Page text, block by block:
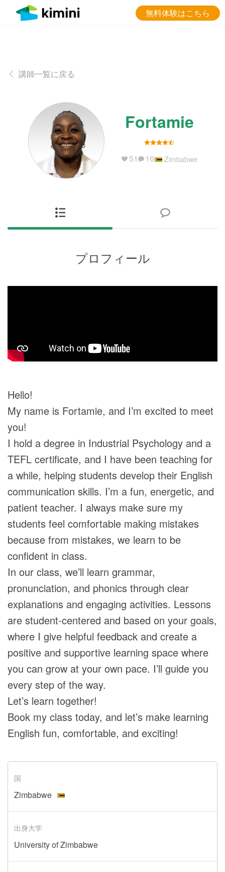
無料体験はこちら
講師一覧に戻る
Fortamie
51 16 Zimbabwe
プロフィール
Hello!
My name is Fortamie, and I’m excited to meet
you!
I hold a degree in Industrial Psychology and a
TEFL certificate, and I have been teaching for
a while, helping students develop their English
communication skills. I’m a fun, energetic, and
patient teacher. I always make sure my
students feel comfortable making mistakes
because from mistakes, we learn to be
confident in class.
In our class, we’ll learn grammar,
pronunciation, and phonics through clear
explanations and engaging activities. Lessons
are student-centered and based on your goals,
where I give helpful feedback and create a
positive and supportive learning space where
you can grow at your own pace. I’ll guide you
every step of the way.
Let’s learn together!
Book my class today, and let’s make learning
English fun, comfortable, and exciting!
国
Zimbabwe
出身大学
University of Zimbabwe